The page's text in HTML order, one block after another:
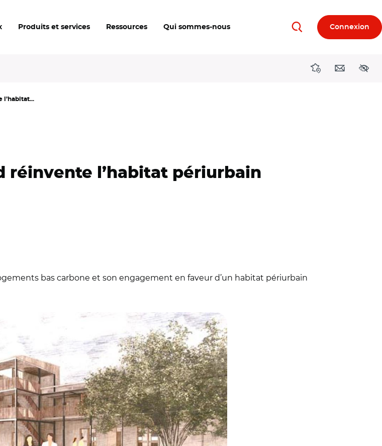
Produits et services Ressources Qui sommes-nous RechercherConnexion
DirectionsContact
l’habitat...
réinvente l’habitat périurbain
bas carbone et son engagement en faveur d’un habitat périurbain